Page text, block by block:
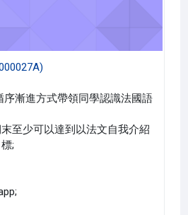
序漸進方式帶領同學認識法國語
至少可以達到以法文自我介紹
;